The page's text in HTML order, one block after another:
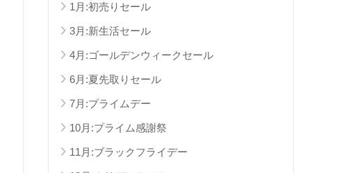
1月:初売りセール
3月:新生活セール
4月:ゴールデンウィークセール
6月:夏先取りセール
7月:プライムデー
10月:プライム感謝祭
11月:ブラックフライデー